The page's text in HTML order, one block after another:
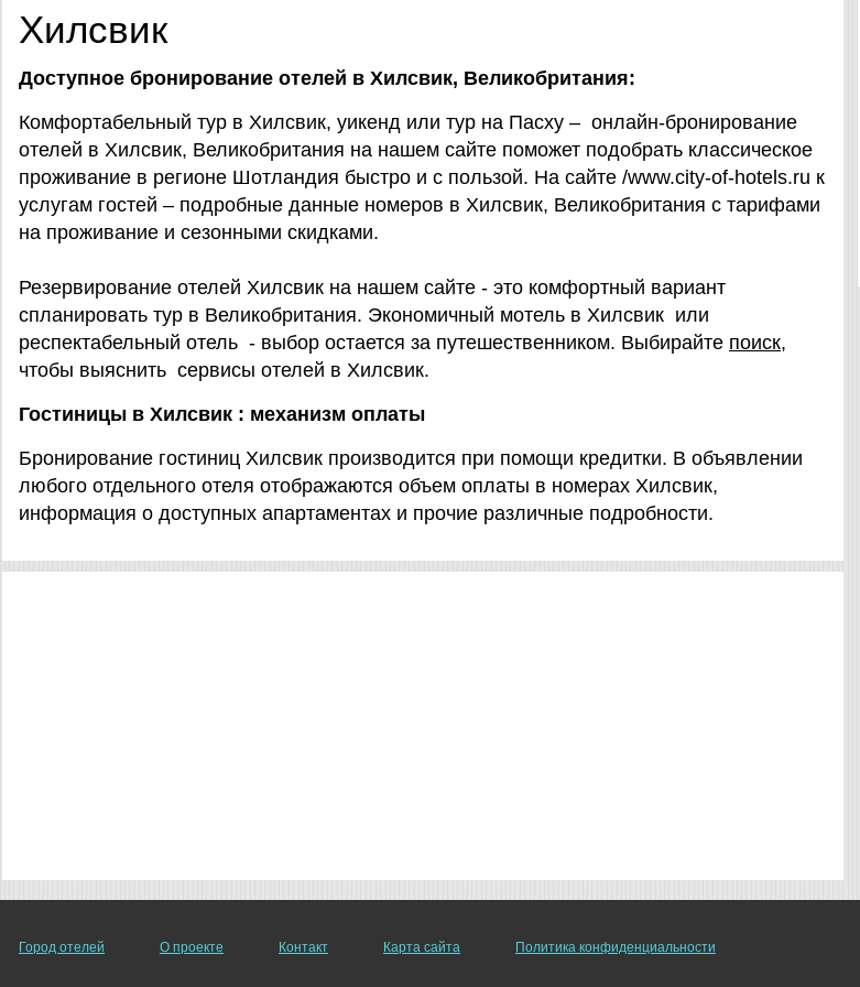
Хилсвик
Доступное бронирование отелей в Хилсвик, Великобритания:
Комфортабельный тур в Хилсвик, уикенд или тур на Пасху – онлайн-бронирование
отелей в Хилсвик, Великобритания на нашем сайте поможет подобрать классическое
проживание в регионе Шотландия быстро и с пользой. На сайте /www.city-of-hotels.ru к
услугам гостей – подробные данные номеров в Хилсвик, Великобритания с тарифами
на проживание и сезонными скидками.
Резервирование отелей Хилсвик на нашем сайте - это комфортный вариант
спланировать тур в Великобритания. Экономичный мотель в Хилсвик или
респектабельный отель - выбор остается за путешественником. Выбирайте поиск,
чтобы выяснить сервисы отелей в Хилсвик.
Гостиницы в Хилсвик : механизм оплаты
Бронирование гостиниц Хилсвик производится при помощи кредитки. В объявлении
любого отдельного отеля отображаются объем оплаты в номерах Хилсвик,
информация о доступных апартаментах и прочие различные подробности.
Город отелей О проекте Контакт Карта сайта Политика конфиденциальности